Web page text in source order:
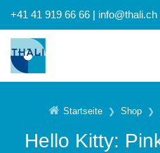
+41 41 919 66 66 | info@thali.ch
Startseite Shop
Hello Kitty: